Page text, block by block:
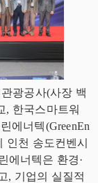
광공사(사장 백
, 한국스마트워
에너텍(GreenEn
인천 송도컨벤시
에너텍은 환경·
, 기업의 실질적